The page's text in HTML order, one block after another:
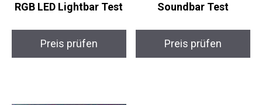
RGB LED Lightbar Test
Preis prüfen
Soundbar Test
Preis prüfen